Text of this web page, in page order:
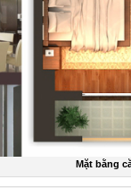
Mặt bằng